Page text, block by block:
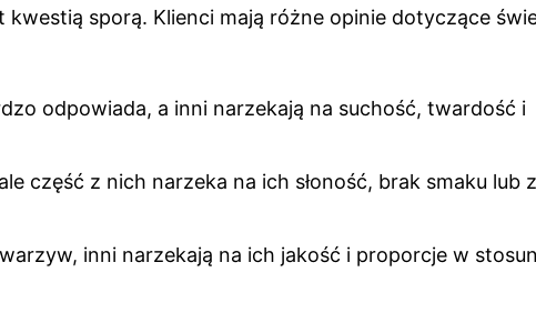
kwestią sporą. Klienci mają różne opinie dotyczące
odpowiada, a inni narzekają na suchość, twardość i
część z nich narzeka na ich słoność, brak smaku lub
inni narzekają na ich jakość i proporcje w